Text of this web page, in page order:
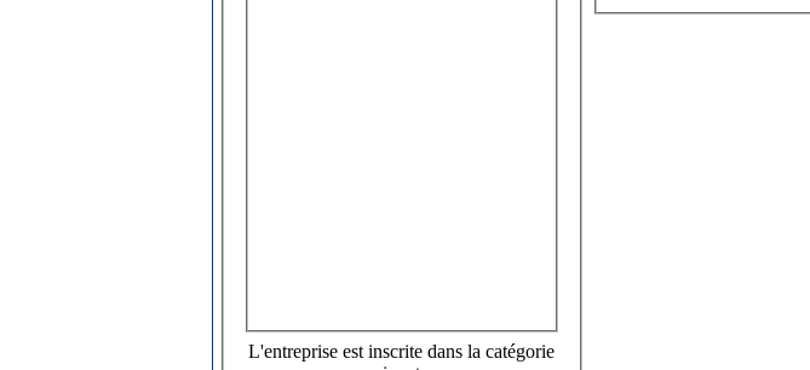
L'entreprise est inscrite dans la catégorie